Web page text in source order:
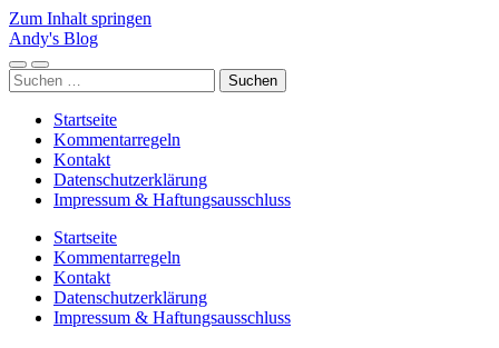
Zum Inhalt springen
Andy's Blog
Mobile-
Menü
Suchfeld
ein-/ausblenden
Suchen
nach:
Startseite
Kommentarregeln
Kontakt
Datenschutzerklärung
Impressum & Haftungsausschluss
Startseite
Kommentarregeln
Kontakt
Datenschutzerklärung
Impressum & Haftungsausschluss